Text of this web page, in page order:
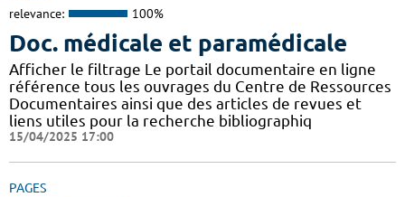
relevance: 100%
Doc. médicale et paramédicale
Afficher le filtrage Le portail documentaire en ligne
référence tous les ouvrages du Centre de Ressources
Documentaires ainsi que des articles de revues et
liens utiles pour la recherche bibliographiq
15/04/2025 17:00
PAGES